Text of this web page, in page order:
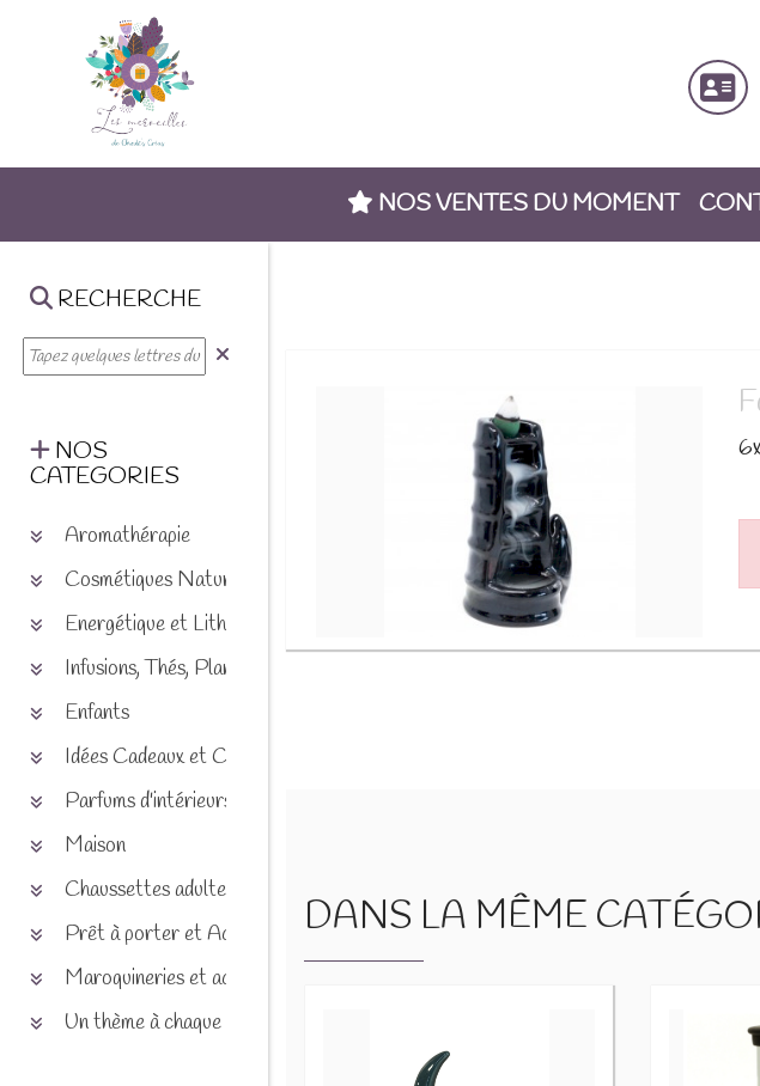
NOS VENTES DU MOMENT
RECHERCHE
NOS
CATEGORIES
Aromathérapie
Cosmétiques Naturels
Energétique et Lithothérapie
Infusions, Thés, Plantes et produits naturels
Enfants
Idées Cadeaux et Chèques
Parfums d'intérieurs
Maison
Chaussettes adultes et enfants
Prêt à porter et Accessoires
Maroquineries et accessoires
Un thème à chaque saison
DANS LA MÊME